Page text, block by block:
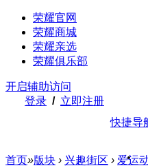
荣耀官网
荣耀商城
荣耀亲选
荣耀俱乐部
开启辅助访问
登录 / 立即注册
快捷导
首页»版块 › 兴趣街区 › 爱运